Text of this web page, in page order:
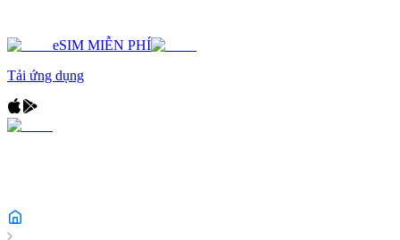
eSIM MIỄN PHÍ
Tải ứng dụng